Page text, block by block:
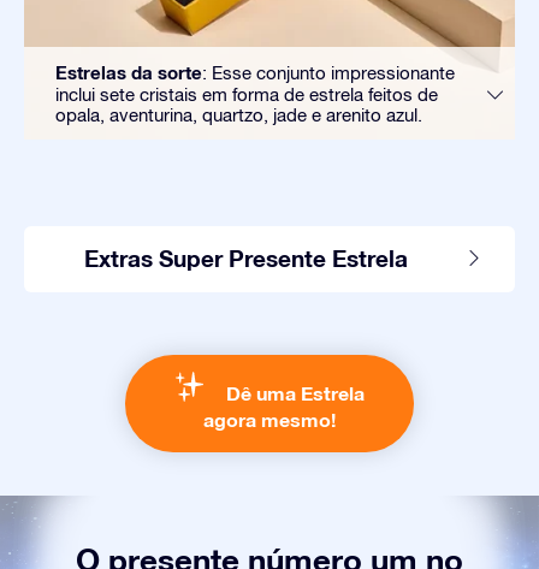
Estrelas da sorte: Esse conjunto impressionante
inclui sete cristais em forma de estrela feitos de
opala, aventurina, quartzo, jade e arenito azul.
Extras Super Presente Estrela
Dê uma Estrela
agora mesmo!
O presente número um no